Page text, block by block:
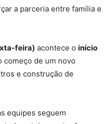
a parceria entre família e
feira) acontece o início
começo de um novo
e construção de
equipes seguem